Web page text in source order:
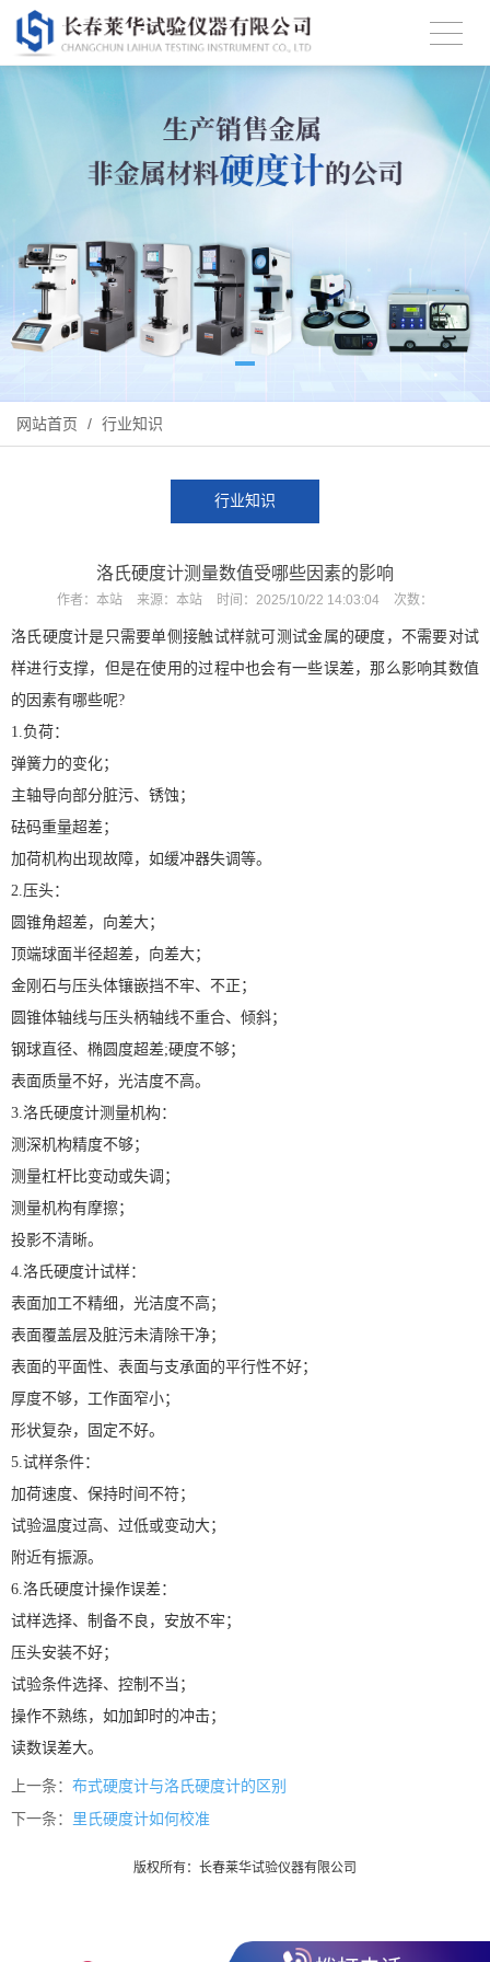
网站首页 / 行业知识
行业知识
洛氏硬度计测量数值受哪些因素的影响
作者： 本站 来源： 本站 时间： 2025/10/22 14:03:04 次数：
洛氏硬度计是只需要单侧接触试样就可测试金属的硬度，不需要对试
样进行支撑，但是在使用的过程中也会有一些误差，那么影响其数值
的因素有哪些呢?
1.负荷：
弹簧力的变化；
主轴导向部分脏污、锈蚀；
砝码重量超差；
加荷机构出现故障，如缓冲器失调等。
2.压头：
圆锥角超差，向差大；
顶端球面半径超差，向差大；
金刚石与压头体镶嵌挡不牢、不正；
圆锥体轴线与压头柄轴线不重合、倾斜；
钢球直径、椭圆度超差;硬度不够；
表面质量不好，光洁度不高。
3.洛氏硬度计测量机构：
测深机构精度不够；
测量杠杆比变动或失调；
测量机构有摩擦；
投影不清晰。
4.洛氏硬度计试样：
表面加工不精细，光洁度不高；
表面覆盖层及脏污未清除干净；
表面的平面性、表面与支承面的平行性不好；
厚度不够，工作面窄小；
形状复杂，固定不好。
5.试样条件：
加荷速度、保持时间不符；
试验温度过高、过低或变动大；
附近有振源。
6.洛氏硬度计操作误差：
试样选择、制备不良，安放不牢；
压头安装不好；
试验条件选择、控制不当；
操作不熟练，如加卸时的冲击；
读数误差大。
上一条： 布式硬度计与洛氏硬度计的区别
下一条： 里氏硬度计如何校准
版权所有：长春莱华试验仪器有限公司